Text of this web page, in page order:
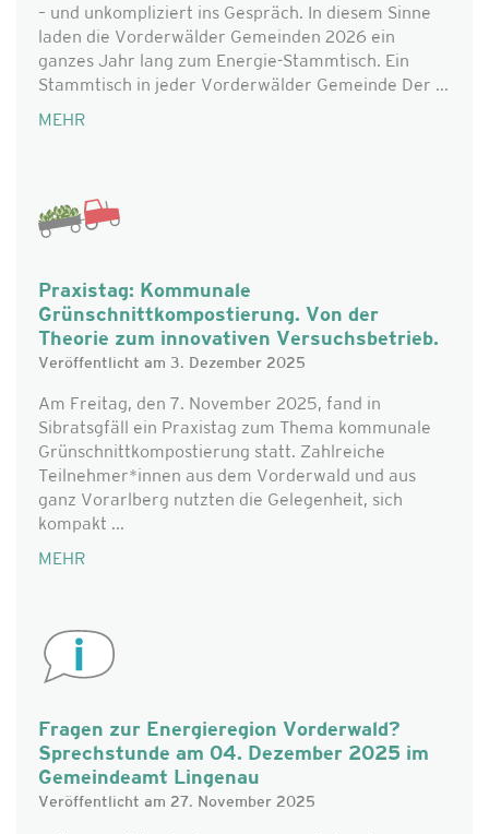
– und unkompliziert ins Gespräch. In diesem Sinne
laden die Vorderwälder Gemeinden 2026 ein
ganzes Jahr lang zum Energie-Stammtisch. Ein
Stammtisch in jeder Vorderwälder Gemeinde Der ...
MEHR
Praxistag: Kommunale
Grünschnittkompostierung. Von der
Theorie zum innovativen Versuchsbetrieb.
Veröffentlicht am 3. Dezember 2025
Am Freitag, den 7. November 2025, fand in
Sibratsgfäll ein Praxistag zum Thema kommunale
Grünschnittkompostierung statt. Zahlreiche
Teilnehmer*innen aus dem Vorderwald und aus
ganz Vorarlberg nutzten die Gelegenheit, sich
kompakt ...
MEHR
Fragen zur Energieregion Vorderwald?
Sprechstunde am 04. Dezember 2025 im
Gemeindeamt Lingenau
Veröffentlicht am 27. November 2025